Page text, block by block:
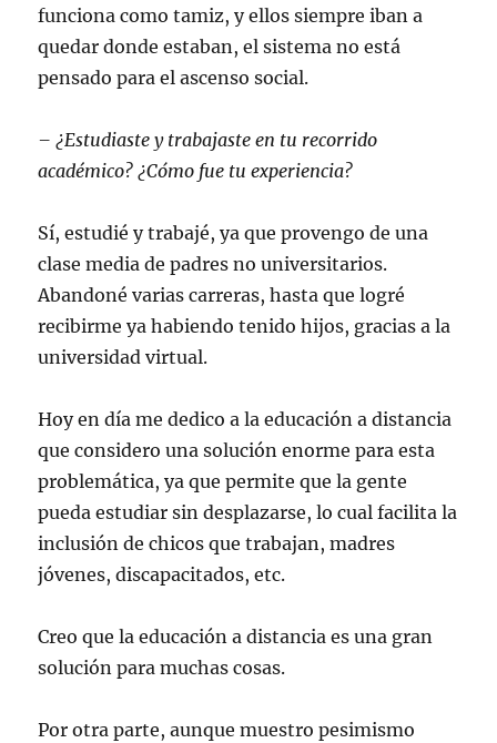
funciona como tamiz, y ellos siempre iban a
quedar donde estaban, el sistema no está
pensado para el ascenso social.
– ¿Estudiaste y trabajaste en tu recorrido
académico? ¿Cómo fue tu experiencia?
Sí, estudié y trabajé, ya que provengo de una
clase media de padres no universitarios.
Abandoné varias carreras, hasta que logré
recibirme ya habiendo tenido hijos, gracias a la
universidad virtual.
Hoy en día me dedico a la educación a distancia
que considero una solución enorme para esta
problemática, ya que permite que la gente
pueda estudiar sin desplazarse, lo cual facilita la
inclusión de chicos que trabajan, madres
jóvenes, discapacitados, etc.
Creo que la educación a distancia es una gran
solución para muchas cosas.
Por otra parte, aunque muestro pesimismo